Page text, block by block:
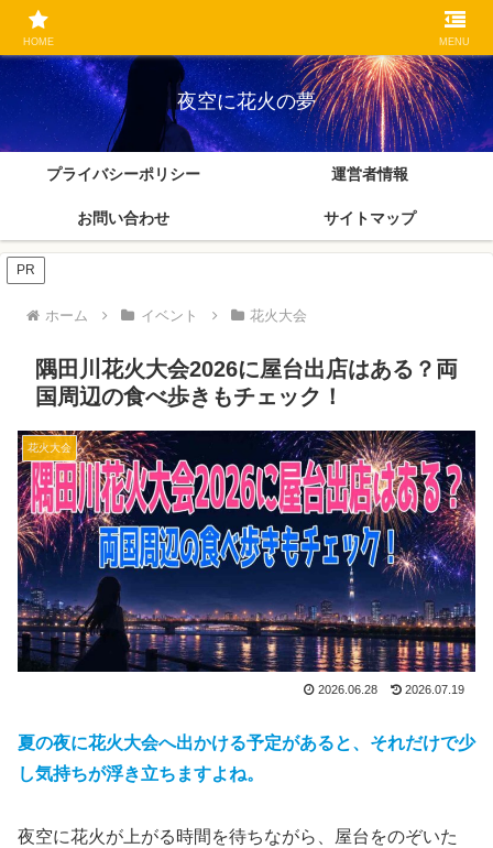
花火大会や夏祭りの屋台・アクセス・交通規制を確認しながら、楽しいおでか
夜空に花火の夢
プライバシーポリシー 運営者情報
お問い合わせ サイトマップ
PR
ホーム イベント 花火大会
隅田川花火大会2026に屋台出店はある？両
国周辺の食べ歩きもチェック！
花火大会
2026.06.28 2026.07.19
夏の夜に花火大会へ出かける予定があると、それだけで少
し気持ちが浮き立ちますよね。
夜空に花火が上がる時間を待ちながら、屋台をのぞいた
HOME MENU